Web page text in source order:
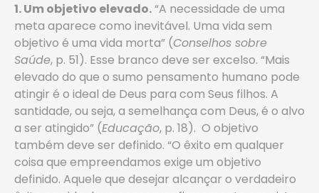
1. Um objetivo elevado.“A necessidade de uma
meta aparece como inevitável. Uma vida sem
objetivo é uma vida morta” (Conselhos sobre
Saúde, p. 51). Esse branco deve ser excelso. “Mais
elevado do que o sumo pensamento humano pode
atingir é o ideal de Deus para com Seus filhos. A
santidade, ou seja, a semelhança com Deus, é o alvo
a ser atingido” (Educação, p. 18). O objetivo
também deve ser definido. “O êxito em qualquer
coisa que empreendamos exige um objetivo
definido. Aquele que desejar alcançar o verdadeiro